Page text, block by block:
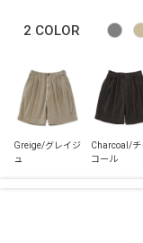
2 COLOR